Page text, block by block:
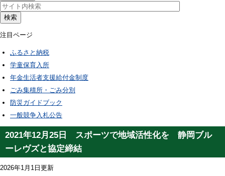
検索
注目ページ
ふるさと納税
学童保育入所
年金生活者支援給付金制度
ごみ集積所・ごみ分別
防災ガイドブック
一般競争入札公告
2021年12月25日 スポーツで地域活性化を 静岡ブル
ーレヴズと協定締結
2026年1月1日更新